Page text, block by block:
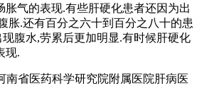
胀气的表现.有些肝硬化患者还因为出
胀.还有百分之六十到百分之八十的患
腹水,劳累后更加明显.有时候肝硬化
现.
省医药科学研究院附属医院肝病医